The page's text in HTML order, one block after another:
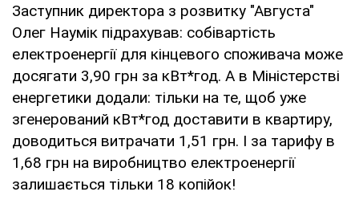
Заступник директора з розвитку "Августа"
Олег Наумік підрахував: собівартість
електроенергії для кінцевого споживача може
досягати 3,90 грн за кВт*год. А в Міністерстві
енергетики додали: тільки на те, щоб уже
згенерований кВт*год доставити в квартиру,
доводиться витрачати 1,51 грн. І за тарифу в
1,68 грн на виробництво електроенергії
залишається тільки 18 копійок!